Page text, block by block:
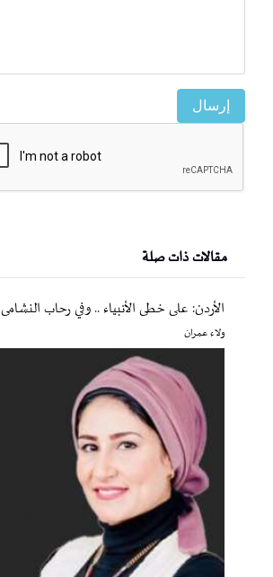
إرسال
مقالات ذات صلة
الأردن: على خطى الأنبياء .. وفي رحاب النشامى
ولاء عمران